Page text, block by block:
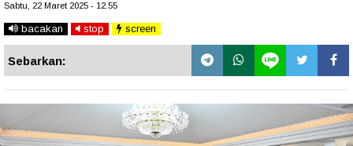
Sabtu, 22 Maret 2025 - 12.55
bacakan stop screen
Sebarkan: